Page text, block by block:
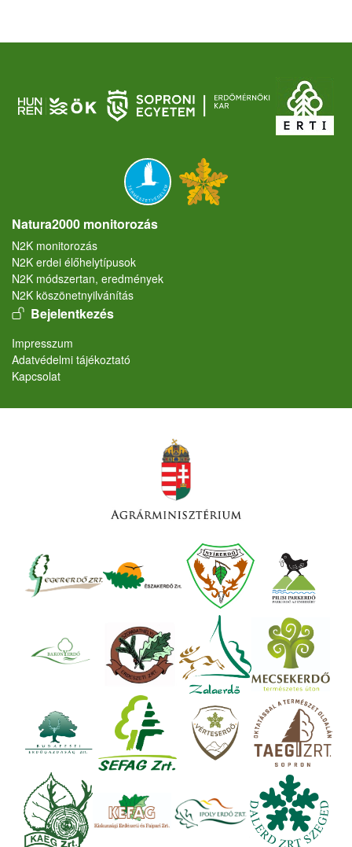
Natura2000 monitorozás
N2K monitorozás
N2K erdei élőhelytípusok
N2K módszertan, eredmények
N2K köszönetnyilvánítás
User account menu
Bejelentkezés
Lábléc
Impresszum
Adatvédelmi tájékoztató
Kapcsolat